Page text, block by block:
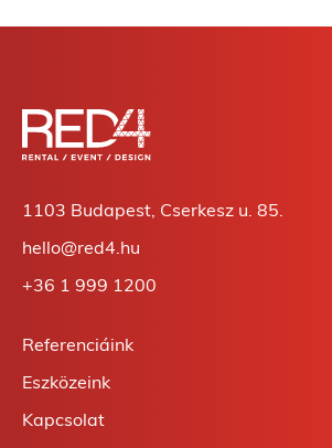
1103 Budapest, Cserkesz u. 85.
hello@red4.hu
+36 1 999 1200
Referenciáink
Eszközeink
Kapcsolat